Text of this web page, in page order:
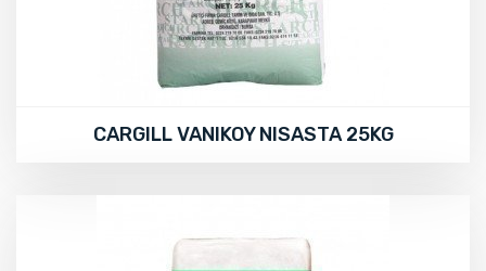
CARGILL VANIKOY NISASTA 25KG